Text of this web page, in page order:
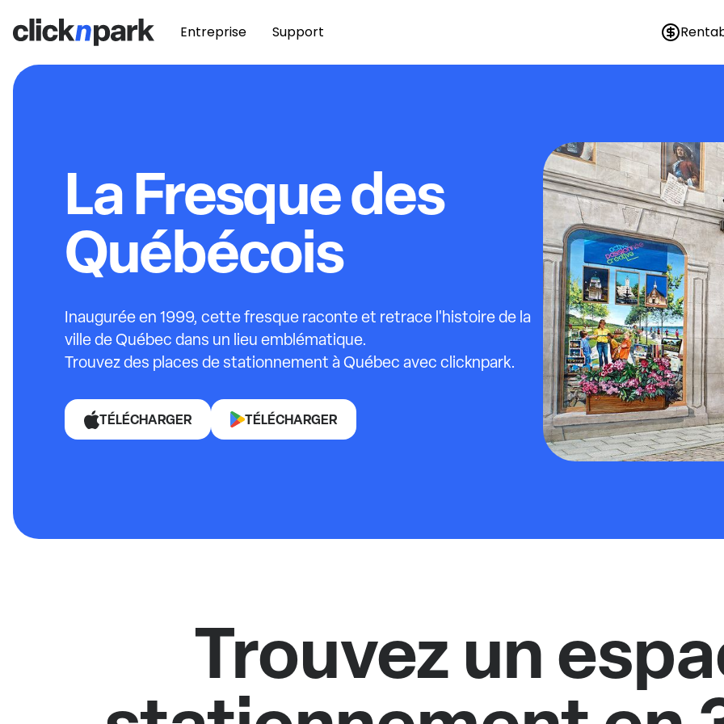
Entreprise Support
La Fresque des
Québécois
Inaugurée en 1999, cette fresque raconte et retrace l'histoire de la
ville de Québec dans un lieu emblématique.
Trouvez des places de stationnement à Québec avec clicknpark.
TÉLÉCHARGER TÉLÉCHARGER
Trouvez un